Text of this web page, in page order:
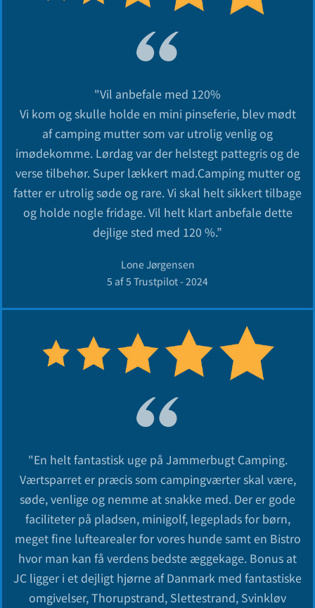
"Vil anbefale med 120%
Vi kom og skulle holde en mini pinseferie, blev mødt
af camping mutter som var utrolig venlig og
imødekomme. Lørdag var der helstegt pattegris og de
verse tilbehør. Super lækkert mad.Camping mutter og
fatter er utrolig søde og rare. Vi skal helt sikkert tilbage
og holde nogle fridage. Vil helt klart anbefale dette
dejlige sted med 120 %.”
Lone Jørgensen
5 af 5 Trustpilot - 2024
"En helt fantastisk uge på Jammerbugt Camping.
Værtsparret er præcis som campingværter skal være,
søde, venlige og nemme at snakke med. Der er gode
faciliteter på pladsen, minigolf, legeplads for børn,
meget fine luftearealer for vores hunde samt en Bistro
hvor man kan få verdens bedste æggekage. Bonus at
JC ligger i et dejligt hjørne af Danmark med fantastiske
omgivelser, Thorupstrand, Slettestrand, Svinkløv